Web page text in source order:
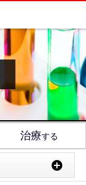
治療する